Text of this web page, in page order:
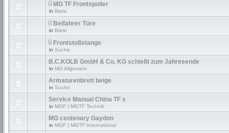
MG TF Frontspoiler
in Biete
Beifahrer Türe
in Biete
Frontstoßstange
in Suche
B.C.KOLB GmbH & Co. KG schießt zum Jahresende
in MG Allgemein
Armaturenbrett beige
in Suche
Service Manual China TF s
in MGF | MGTF Technik
MG centenary Gaydon
in MGF | MGTF International